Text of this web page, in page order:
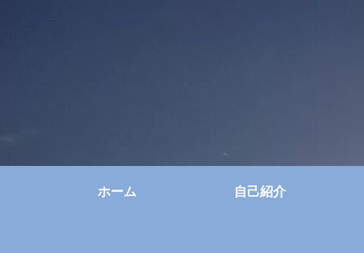
ホーム 自己紹介